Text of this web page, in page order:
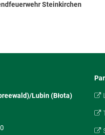
Steinkirchen
Lubin (Błota)